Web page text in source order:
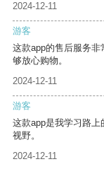
2024-12-11
游客
这款app的售后服务
够放心购物。
2024-12-11
游客
这款app是我学习路
视野。
2024-12-11